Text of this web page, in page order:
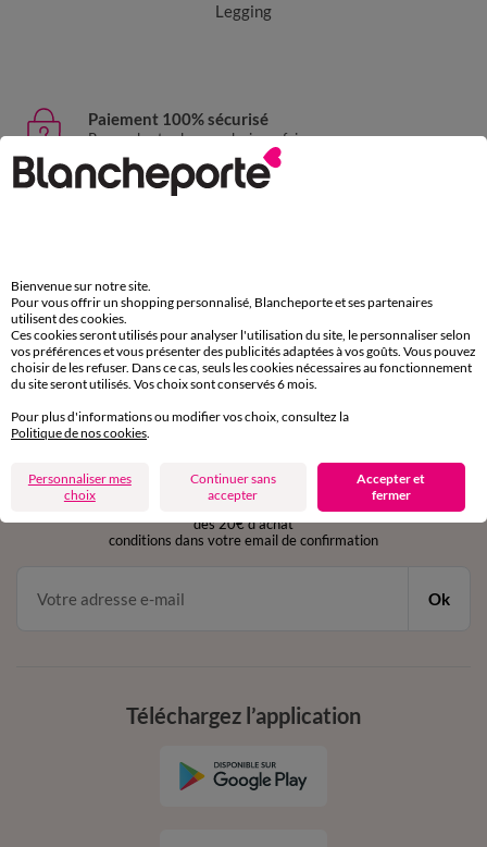
Legging
Paiement 100% sécurisé
Payez plus tard ou en plusieurs fois
Livraison express
sous 30 jours avec Mondial Relay uniquement
Service clients
par chat et par téléphone
de 8h00 à 20h00 du lundi au samedi
en vous inscrivant à la newsletter
dès 20€ d’achat
conditions dans votre email de confirmation
Ok
Téléchargez l’application
Bienvenue sur notre site.
Pour vous offrir un shopping personnalisé, Blancheporte et ses partenaires
utilisent des cookies.
Ces cookies seront utilisés pour analyser l'utilisation du site, le personnaliser selon
vos préférences et vous présenter des publicités adaptées à vos goûts. Vous pouvez
choisir de les refuser. Dans ce cas, seuls les cookies nécessaires au fonctionnement
du site seront utilisés. Vos choix sont conservés 6 mois.
Pour plus d'informations ou modifier vos choix, consultez la
Politique de nos cookies
Personnaliser mes
choix
Continuer sans
accepter
Accepter et
fermer